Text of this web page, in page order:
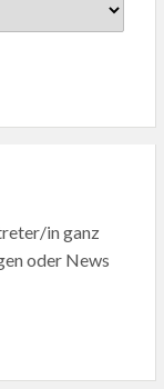
in ganz
oder News